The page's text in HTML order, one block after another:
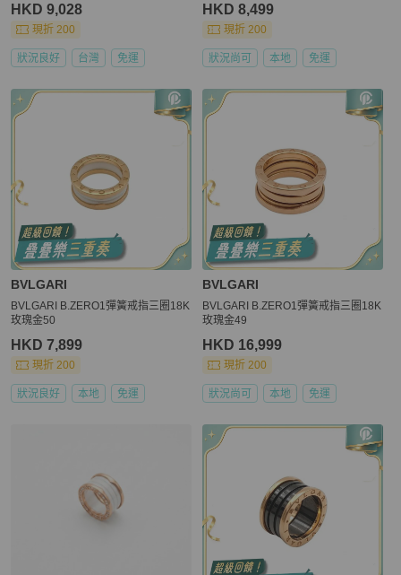
HKD 9,028
現折 200
狀況良好 台灣 免運
HKD 8,499
現折 200
狀況尚可 本地 免運
BVLGARI
BVLGARI B.ZERO1彈簧戒指三圈18K
玫瑰金50
HKD 7,899
現折 200
狀況良好 本地 免運
BVLGARI
BVLGARI B.ZERO1彈簧戒指三圈18K
玫瑰金49
HKD 16,999
現折 200
狀況尚可 本地 免運